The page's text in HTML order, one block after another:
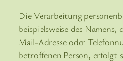
Die Verarbeitung
beispielsweise des
Mail-Adresse oder
betroffenen Person, erfolgt